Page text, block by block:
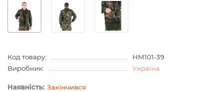
Код товару:
HM101-39
Виробник:
Україна
Закінчився